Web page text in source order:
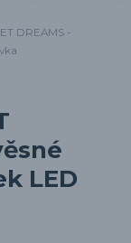
DREAMS -
LED